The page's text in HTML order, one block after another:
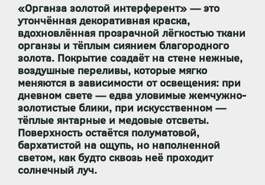
«Органза золотой интерферент» — это
утончённая декоративная краска,
вдохновлённая прозрачной лёгкостью ткани
органзы и тёплым сиянием благородного
золота. Покрытие создаёт на стене нежные,
воздушные переливы, которые мягко
меняются в зависимости от освещения: при
дневном свете — едва уловимые жемчужно-
золотистые блики, при искусственном —
тёплые янтарные и медовые отсветы.
Поверхность остаётся полуматовой,
бархатистой на ощупь, но наполненной
светом, как будто сквозь неё проходит
солнечный луч.